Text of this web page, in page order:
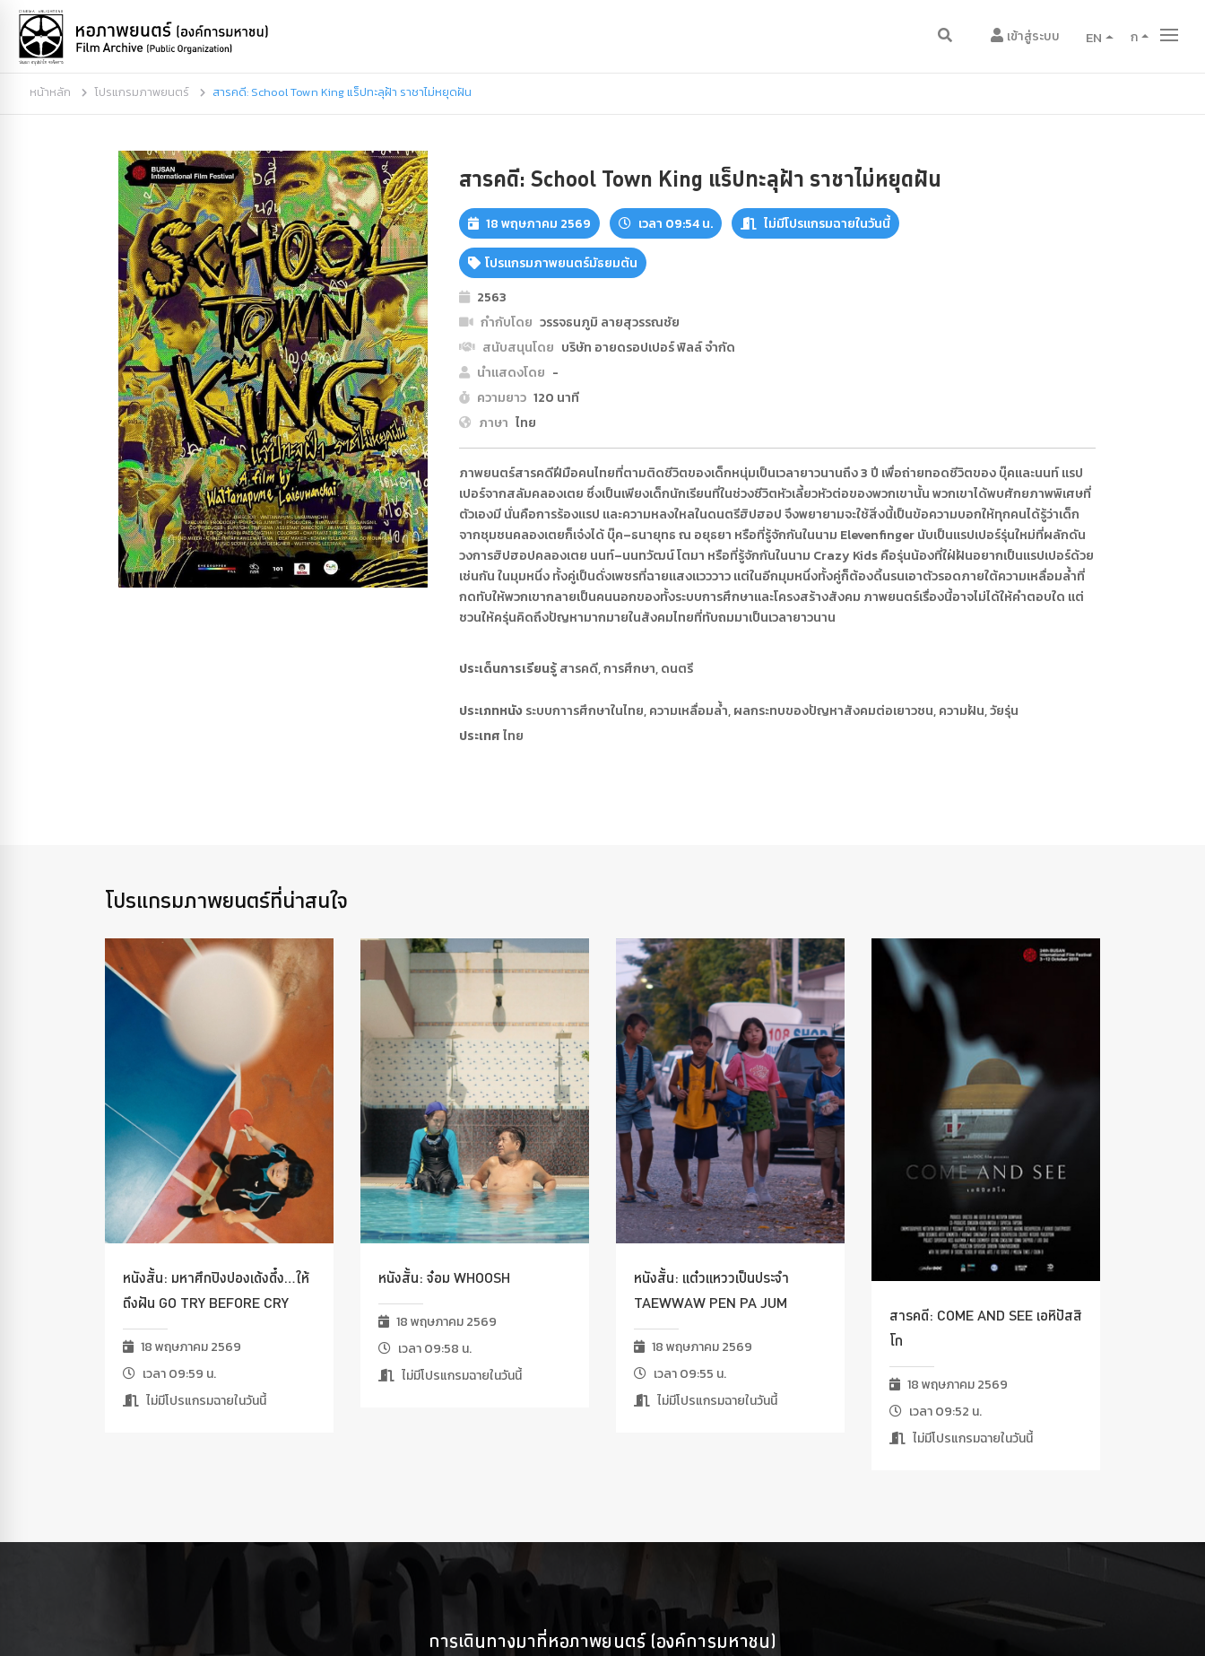
เข้าสู่ระบบ EN ก
หน้าหลัก โปรแกรมภาพยนตร์ สารคดี: School Town King แร็ปทะลุฝ้า ราชาไม่หยุดฝัน
สารคดี: School Town King แร็ปทะลุฝ้า ราชาไม่หยุดฝัน
18 พฤษภาคม 2569 เวลา 09:54 น. ไม่มีโปรแกรมฉายในวันนี้
โปรแกรมภาพยนตร์มัธยมต้น
2563
กำกับโดย วรรจธนภูมิ ลายสุวรรณชัย
สนับสนุนโดย บริษัท อายดรอปเปอร์ ฟิลล์ จำกัด
นำแสดงโดย -
ความยาว 120 นาที
ภาษา ไทย
ภาพยนตร์สารคดีฝีมือคนไทยที่ตามติดชีวิตของเด็กหนุ่มเป็นเวลายาวนานถึง 3 ปี เพื่อถ่ายทอดชีวิตของ บุ๊คและนนท์ แรป
เปอร์จากสลัมคลองเตย ซึ่งเป็นเพียงเด็กนักเรียนที่ในช่วงชีวิตหัวเลี้ยวหัวต่อของพวกเขานั้น พวกเขาได้พบศักยภาพพิเศษที่
ตัวเองมี นั่นคือการร้องแรป และความหลงใหลในดนตรีฮิปฮอป จึงพยายามจะใช้สิ่งนี้เป็นข้อความบอกให้ทุกคนได้รู้ว่าเด็ก
จากชุมชนคลองเตยก็เจ๋งได้ บุ๊ค–ธนายุทธ ณ อยุธยา หรือที่รู้จักกันในนาม Elevenfinger นับเป็นแรปเปอร์รุ่นใหม่ที่ผลักดัน
วงการฮิปฮอปคลองเตย นนท์–นนทวัฒน์ โตมา หรือที่รู้จักกันในนาม Crazy Kids คือรุ่นน้องที่ใฝ่ฝันอยากเป็นแรปเปอร์ด้วย
เช่นกัน ในมุมหนึ่ง ทั้งคู่เป็นดั่งเพชรที่ฉายแสงแวววาว แต่ในอีกมุมหนึ่งทั้งคู่ก็ต้องดิ้นรนเอาตัวรอดภายใต้ความเหลื่อมล้ำที่
กดทับให้พวกเขากลายเป็นคนนอกของทั้งระบบการศึกษาและโครงสร้างสังคม ภาพยนตร์เรื่องนี้อาจไม่ได้ให้คำตอบใด แต่
ชวนให้ครุ่นคิดถึงปัญหามากมายในสังคมไทยที่ทับถมมาเป็นเวลายาวนาน
ประเด็นการเรียนรู้สารคดี, การศึกษา, ดนตรี
ประเภทหนังระบบกาารศึกษาในไทย, ความเหลื่อมล้ำ, ผลกระทบของปัญหาสังคมต่อเยาวชน, ความฝัน, วัยรุ่น
ประเทศไทย
โปรแกรมภาพยนตร์ที่น่าสนใจ
หนังสั้น: มหาศึกปิงปองเด้งดึ๋ง…ให้
ถึงฝัน GO TRY BEFORE CRY
18 พฤษภาคม 2569
เวลา 09:59 น.
ไม่มีโปรแกรมฉายในวันนี้
หนังสั้น: จ๋อม WHOOSH
18 พฤษภาคม 2569
เวลา 09:58 น.
ไม่มีโปรแกรมฉายในวันนี้
หนังสั้น: แต๋วแหววเป็นประจำ
TAEWWAW PEN PA JUM
18 พฤษภาคม 2569
เวลา 09:55 น.
ไม่มีโปรแกรมฉายในวันนี้
สารคดี: COME AND SEE เอหิปัสสิ
โก
18 พฤษภาคม 2569
เวลา 09:52 น.
ไม่มีโปรแกรมฉายในวันนี้
การเดินทางมาที่หอภาพยนตร์ (องค์การมหาชน)